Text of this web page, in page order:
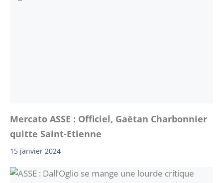
Mercato ASSE : Officiel, Gaëtan Charbonnier
quitte Saint-Etienne
15 janvier 2024